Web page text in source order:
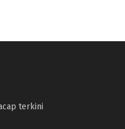
terkini